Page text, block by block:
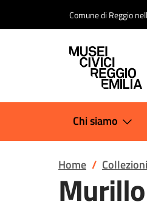
Comune di Reggio
Chi siamo
Home Collezioni